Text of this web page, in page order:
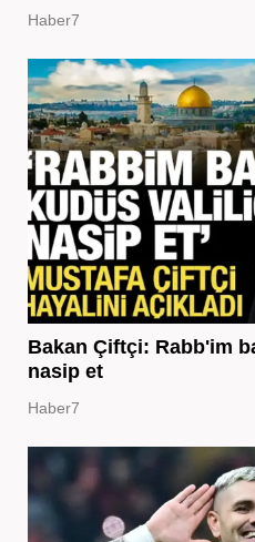
Haber7
Bakan Çiftçi: Rabb'im
nasip et
Haber7